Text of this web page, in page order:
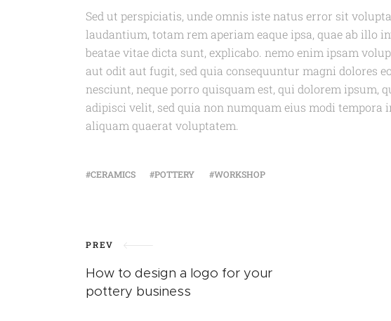
Sed ut perspiciatis, unde omnis iste natus error sit
laudantium, totam rem aperiam eaque ipsa, quae ab illo
beatae vitae dicta sunt, explicabo. nemo enim ipsam
aut odit aut fugit, sed quia consequuntur magni dolores
nesciunt, neque porro quisquam est, qui dolorem ipsum,
adipisci velit, sed quia non numquam eius modi tempora
aliquam quaerat voluptatem.
CERAMICS POTTERY WORKSHOP
PREV
How to design a logo for your
pottery business